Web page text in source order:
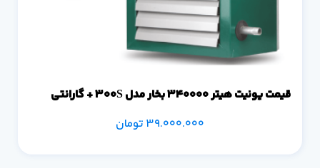
قیمت یونیت هیتر 340000 بخار مدل 300S + گارانتی
39.000.000تومان